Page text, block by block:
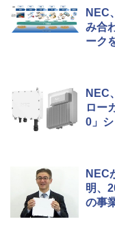
NEC
み合
ーク
NEC
ロー
0」
NEC
明、
の事